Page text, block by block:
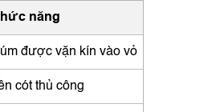
năng
được vặn kín vào vỏ
cót thủ công